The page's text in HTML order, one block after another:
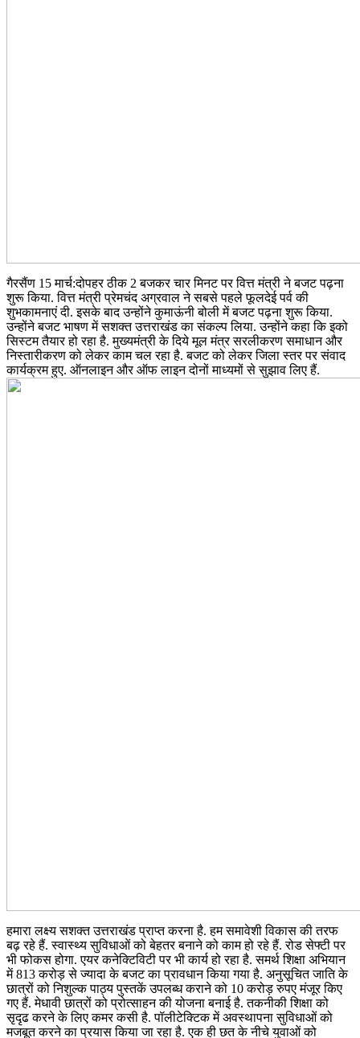
गैरसैंण 15 मार्च:दोपहर ठीक 2 बजकर चार मिनट पर वित्त मंत्री ने बजट पढ़ना
शुरू किया. वित्त मंत्री प्रेमचंद अग्रवाल ने सबसे पहले फूलदेई पर्व की
शुभकामनाएं दी. इसके बाद उन्होंने कुमाऊंनी बोली में बजट पढ़ना शुरू किया.
उन्होंने बजट भाषण में सशक्त उत्तराखंड का संकल्प लिया. उन्होंने कहा कि इको
सिस्टम तैयार हो रहा है. मुख्यमंत्री के दिये मूल मंत्र सरलीकरण समाधान और
निस्तारीकरण को लेकर काम चल रहा है. बजट को लेकर जिला स्तर पर संवाद
कार्यक्रम हुए. ऑनलाइन और ऑफ लाइन दोनों माध्यमों से सुझाव लिए हैं.
हमारा लक्ष्य सशक्त उत्तराखंड प्राप्त करना है. हम समावेशी विकास की तरफ
बढ़ रहे हैं. स्वास्थ्य सुविधाओं को बेहतर बनाने को काम हो रहे हैं. रोड सेफ्टी पर
भी फोकस होगा. एयर कनेक्टिविटी पर भी कार्य हो रहा है. समर्थ शिक्षा अभियान
में 813 करोड़ से ज्यादा के बजट का प्रावधान किया गया है. अनुसूचित जाति के
छात्रों को निशुल्क पाठ्य पुस्तकें उपलब्ध कराने को 10 करोड़ रुपए मंजूर किए
गए हैं. मेधावी छात्रों को प्रोत्साहन की योजना बनाई है. तकनीकी शिक्षा को
सृदृढ करने के लिए कमर कसी है. पॉलीटेक्टिक में अवस्थापना सुविधाओं को
मजबूत करने का प्रयास किया जा रहा है. एक ही छत के नीचे युवाओं को